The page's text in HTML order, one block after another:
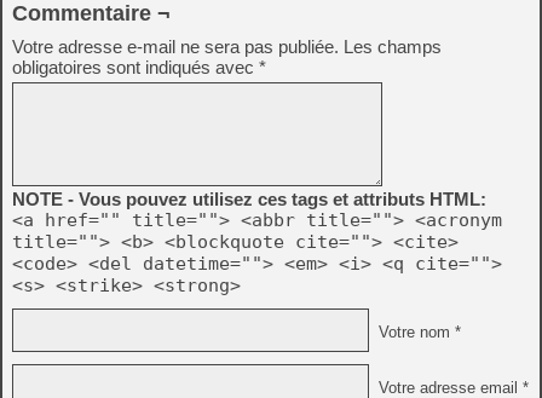
Commentaire ¬
Votre adresse e-mail ne sera pas publiée. Les champs
obligatoires sont indiqués avec *
NOTE - Vous pouvez utilisez ces tags et attributs HTML:
<a href="" title=""> <abbr title=""> <acronym
title=""> <b> <blockquote cite=""> <cite>
<code> <del datetime=""> <em> <i> <q cite="">
<s> <strike> <strong>
Votre nom *
Votre adresse email *